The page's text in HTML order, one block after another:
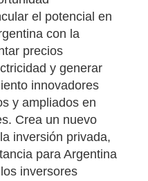
el potencial en
con la
precios
y generar
innovadores
y ampliados en
Crea un nuevo
inversión privada,
para Argentina
inversores